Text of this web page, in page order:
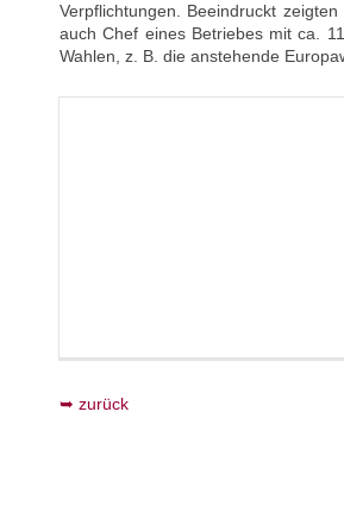
Verpflichtungen. Beeindruckt
auch Chef eines Betriebes mit ca.
Wahlen, z. B. die anstehende
zurück